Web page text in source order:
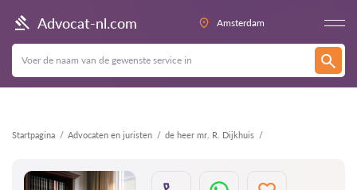
Advocat-nl.com Amsterdam
Startpagina Advocaten en juristen de heer mr. R. Dijkhuis
Terug